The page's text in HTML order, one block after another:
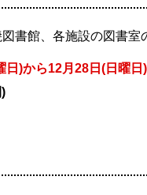
書館、各施設の図書室
日)から12月28日(日曜日)